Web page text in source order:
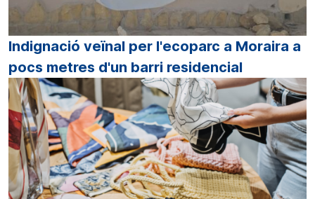
Indignació veïnal per l'ecoparc a Moraira a
pocs metres d'un barri residencial